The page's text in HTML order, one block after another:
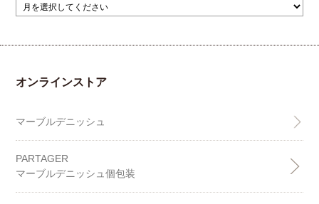
オンラインストア
マーブルデニッシュ
PARTAGER
マーブルデニッシュ個包装